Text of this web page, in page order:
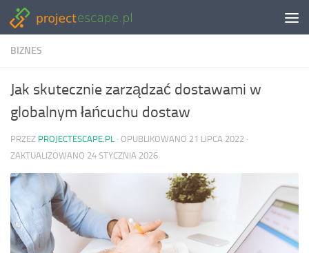
Skip to content
BIZNES
Jak skutecznie zarządzać dostawami w
globalnym łańcuchu dostaw
PRZEZ PROJECTESCAPE.PL · OPUBLIKOWANO 21 LIPCA 2022 ·
ZAKTUALIZOWANO 24 STYCZNIA 2026